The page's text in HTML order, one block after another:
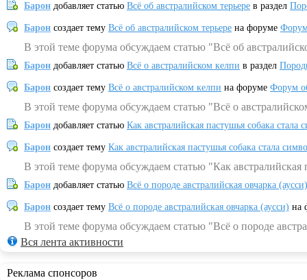
Барон добавляет статью Всё об австралийском терьере в раздел
Барон создает тему Всё об австралийском терьере на форуме
В этой теме форума обсуждаем статью "Всё об
Барон добавляет статью Всё о австралийском келпи в раздел
Барон создает тему Всё о австралийском келпи на форуме Форум
В этой теме форума обсуждаем статью "Всё о
Барон добавляет статью Как австралийская пастушья собака
Барон создает тему Как австралийская пастушья собака стала
В этой теме форума обсуждаем статью "Как
Барон добавляет статью Всё о породе австралийская овчарка (аусси)
Барон создает тему Всё о породе австралийская овчарка (аусси) на
В этой теме форума обсуждаем статью "Всё о породе
Вся лента активности
Реклама спонсоров